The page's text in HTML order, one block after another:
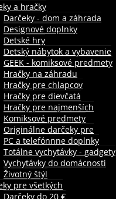
a hračky
Darčeky - dom a záhrada
Designové doplnky
Detské hry
Detský nábytok a vybavenie
GEEK - komiksové predmety
Hračky na záhradu
Hračky pre chlapcov
Hračky pre dievčatá
Hračky pre najmenších
Komiksové predmety
Originálne darčeky pre
PC a telefónnne doplnky
Totálne vychytávky - gadgety
Vychytávky do domácnosti
Životný štýl
pre všetkých
Darčeky do 20 €